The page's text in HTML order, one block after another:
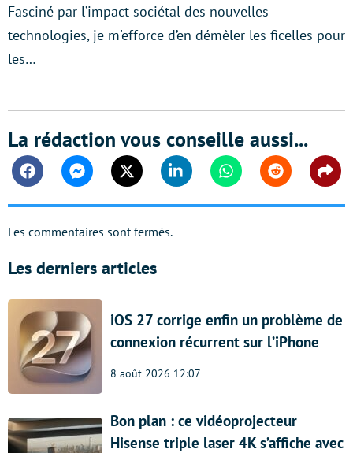
Fasciné par l’impact sociétal des nouvelles
technologies, je m'efforce d’en démêler les ficelles pour
les…
La rédaction vous conseille aussi...
FacebookMessengerTwitter Linkedin WhatsappReddit
Les commentaires sont fermés.
Les derniers articles
iOS 27 corrige enfin un problème de
connexion récurrent sur l’iPhone
8 août 2026 12:07
Bon plan : ce vidéoprojecteur
Hisense triple laser 4K s’affiche avec